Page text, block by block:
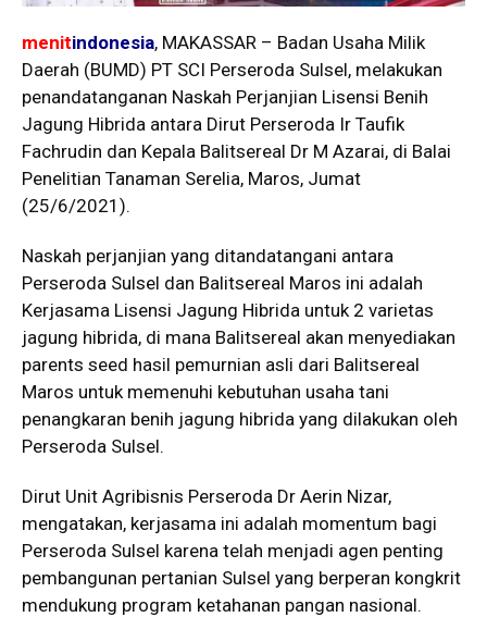
menitindonesia, MAKASSAR – Badan Usaha Milik
Daerah (BUMD) PT SCI Perseroda Sulsel, melakukan
penandatanganan Naskah Perjanjian Lisensi Benih
Jagung Hibrida antara Dirut Perseroda Ir Taufik
Fachrudin dan Kepala Balitsereal Dr M Azarai, di Balai
Penelitian Tanaman Serelia, Maros, Jumat
(25/6/2021).
Naskah perjanjian yang ditandatangani antara
Perseroda Sulsel dan Balitsereal Maros ini adalah
Kerjasama Lisensi Jagung Hibrida untuk 2 varietas
jagung hibrida, di mana Balitsereal akan menyediakan
parents seed hasil pemurnian asli dari Balitsereal
Maros untuk memenuhi kebutuhan usaha tani
penangkaran benih jagung hibrida yang dilakukan oleh
Perseroda Sulsel.
Dirut Unit Agribisnis Perseroda Dr Aerin Nizar,
mengatakan, kerjasama ini adalah momentum bagi
Perseroda Sulsel karena telah menjadi agen penting
pembangunan pertanian Sulsel yang berperan kongkrit
mendukung program ketahanan pangan nasional.